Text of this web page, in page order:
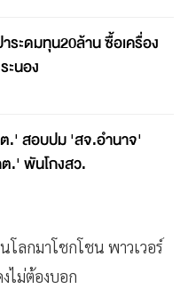
ะดมทุน20ล้าน ซื้อเครื่อง
ะนอง
.' สอบปม 'สจ.อำนาจ'
.' พันโกงสว.
โลกมาโชกโชน พาวเวอร์
ไม่ต้องบอก